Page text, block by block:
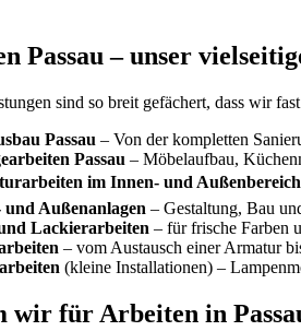
Passau – unser
sind so breit gefächert, dass wir
Passau – Von der kompletten
Passau – Möbelaufbau,
im Innen- und Außenbereich
und Außenanlagen – Gestaltung, Bau
Lackierarbeiten – für frische Farben
– vom Austausch einer Armatur
(kleine Installationen) –
wir für Arbeiten in